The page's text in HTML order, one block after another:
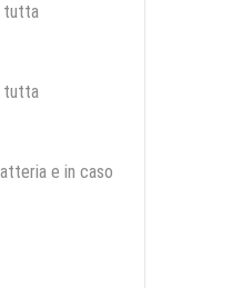
tutta
tutta
e in caso